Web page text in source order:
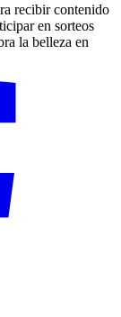
recibir contenido
en sorteos
la belleza en